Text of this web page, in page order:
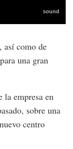
así como de
una gran
la empresa en
sobre una
centro